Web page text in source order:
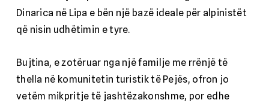
Dinarica në Lipa e bën një bazë ideale për alpinistët
që nisin udhëtimin e tyre.
Bujtina, e zotëruar nga një familje me rrënjë të
thella në komunitetin turistik të Pejës, ofron jo
vetëm mikpritje të jashtëzakonshme, por edhe